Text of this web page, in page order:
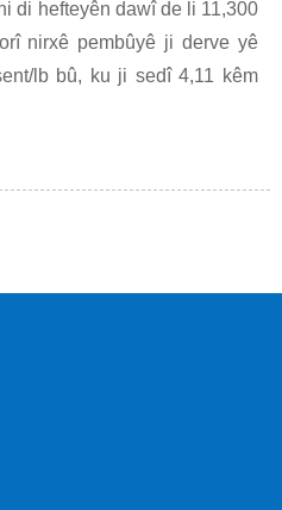
di hefteyên dawî de li 11,300
nirxê pembûyê ji derve yê
lb bû, ku ji sedî 4,11 kêm